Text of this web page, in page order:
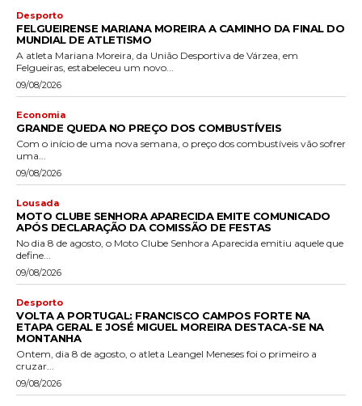
Desporto
FELGUEIRENSE MARIANA MOREIRA A CAMINHO DA FINAL DO
MUNDIAL DE ATLETISMO
A atleta Mariana Moreira, da União Desportiva de Várzea, em
Felgueiras, estabeleceu um novo...
09/08/2026
Economia
GRANDE QUEDA NO PREÇO DOS COMBUSTÍVEIS
Com o início de uma nova semana, o preço dos combustíveis vão sofrer
uma...
09/08/2026
Lousada
MOTO CLUBE SENHORA APARECIDA EMITE COMUNICADO
APÓS DECLARAÇÃO DA COMISSÃO DE FESTAS
No dia 8 de agosto, o Moto Clube Senhora Aparecida emitiu aquele que
define...
09/08/2026
Desporto
VOLTA A PORTUGAL: FRANCISCO CAMPOS FORTE NA
ETAPA GERAL E JOSÉ MIGUEL MOREIRA DESTACA-SE NA
MONTANHA
Ontem, dia 8 de agosto, o atleta Leangel Meneses foi o primeiro a
cruzar...
09/08/2026